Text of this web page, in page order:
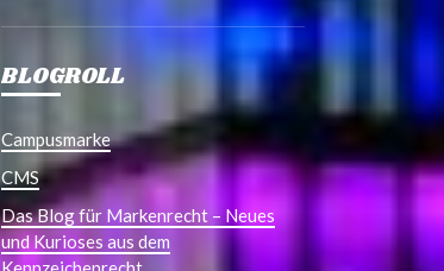
BLOGROLL
Campusmarke
CMS
Das Blog für Markenrecht – Neues
und Kurioses aus dem